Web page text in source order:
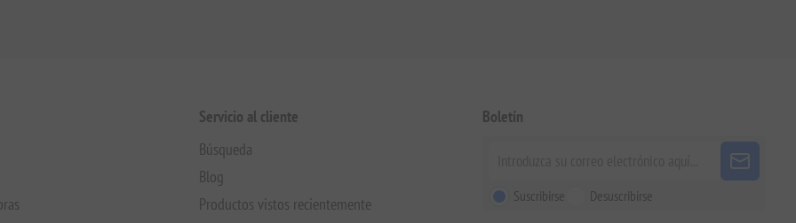
Servicio al cliente
Búsqueda
Blog
Productos vistos recientemente
Boletín
Suscribirse Desuscribirse